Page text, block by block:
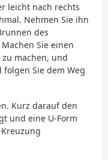
leicht nach rechts
Nehmen Sie ihn
des
Sie einen
machen, und
Sie dem Weg
Kurz darauf den
und eine U-Form